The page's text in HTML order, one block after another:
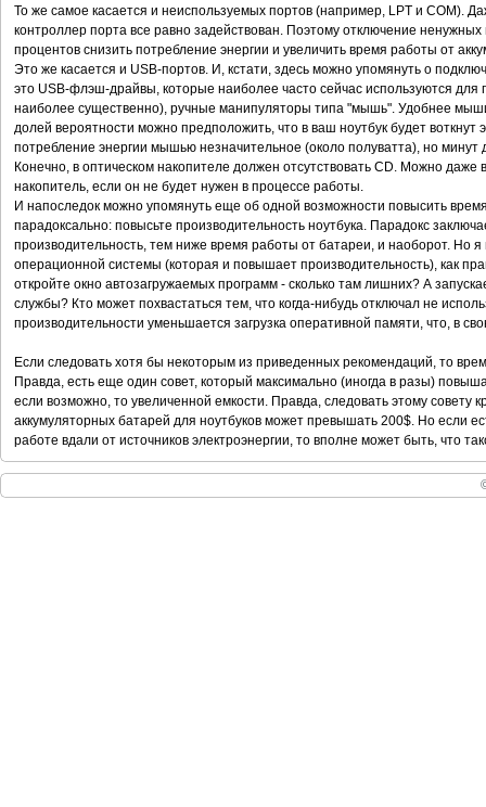
То же самое касается и неиспользуемых портов (например, LPT и COM).
контроллер порта все равно задействован. Поэтому отключение
процентов снизить потребление энергии и увеличить время работы от
Это же касается и USB-портов. И, кстати, здесь можно упомянуть о
это USB-флэш-драйвы, которые наиболее часто сейчас используются
наиболее существенно), ручные манипуляторы типа "мышь". Удобнее
долей вероятности можно предположить, что в ваш ноутбук будет
потребление энергии мышью незначительное (около полуватта), но минут
Конечно, в оптическом накопителе должен отсутствовать CD. Можно даже
накопитель, если он не будет нужен в процессе работы.
И напоследок можно упомянуть еще об одной возможности повысить
парадоксально: повысьте производительность ноутбука. Парадокс
производительность, тем ниже время работы от батареи, и наоборот. Но
операционной системы (которая и повышает производительность), как
откройте окно автозагружаемых программ - сколько там лишних? А
службы? Кто может похвастаться тем, что когда-нибудь отключал не
производительности уменьшается загрузка оперативной памяти, что, в
Если следовать хотя бы некоторым из приведенных рекомендаций, то
Правда, есть еще один совет, который максимально (иногда в разы)
если возможно, то увеличенной емкости. Правда, следовать этому совету
аккумуляторных батарей для ноутбуков может превышать 200$. Но если
работе вдали от источников электроэнергии, то вполне может быть, что